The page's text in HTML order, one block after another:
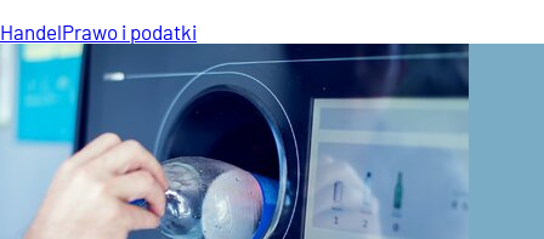
HandelPrawo i podatki